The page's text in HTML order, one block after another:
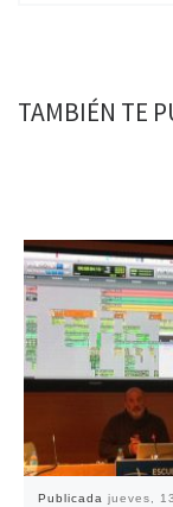
TAMBIÉN TE
Publicada jueves,